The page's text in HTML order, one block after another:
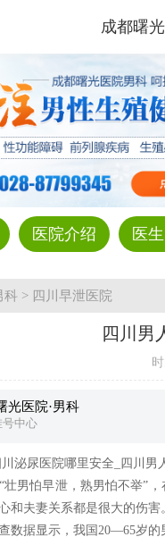
成都曙
医院介绍 医
科 > 四川早泄医院
四川男
时
光医院·男科
号中心
尿医院哪里安全_四川男
怕早泄，熟男怕不举”，
和夫妻关系都是很大的伤害
显示，我国20—65岁的男